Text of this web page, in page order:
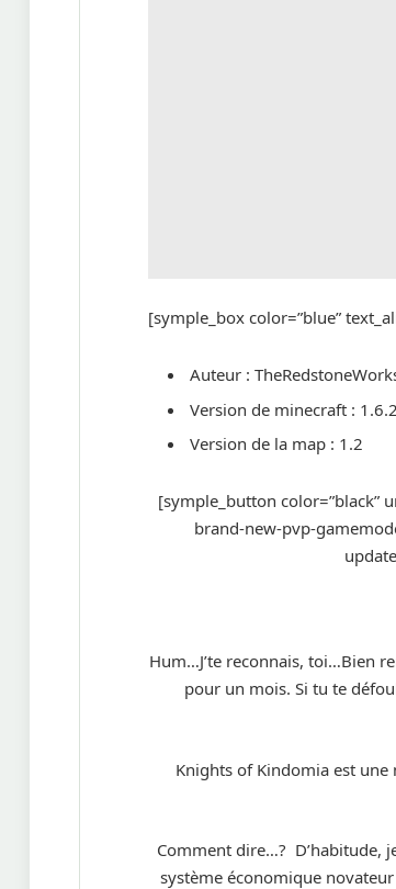
[symple_box color=”blue”
Auteur :
Version de minecraft : 1.6.2
Version de la map : 1.2
[symple_button
brand-new-pvp-
Hum…J’te reconnais, toi…Bien
pour un mois. Si tu te
Knights of Kindomia est une
Comment dire…? D’habitude,
système économique